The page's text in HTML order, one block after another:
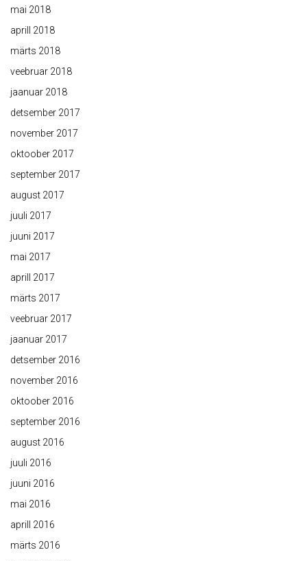
mai 2018
aprill 2018
märts 2018
veebruar 2018
jaanuar 2018
detsember 2017
november 2017
oktoober 2017
september 2017
august 2017
juuli 2017
juuni 2017
mai 2017
aprill 2017
märts 2017
veebruar 2017
jaanuar 2017
detsember 2016
november 2016
oktoober 2016
september 2016
august 2016
juuli 2016
juuni 2016
mai 2016
aprill 2016
märts 2016